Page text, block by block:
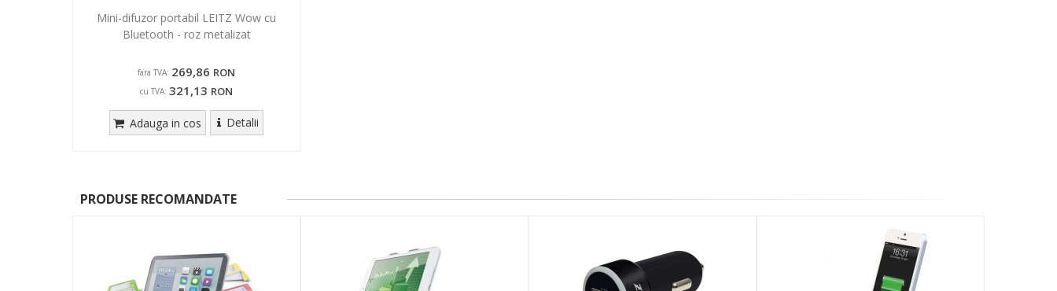
Mini-difuzor portabil LEITZ Wow cu
Bluetooth - roz metalizat
fara TVA: 269,86 RON
cu TVA: 321,13 RON
Adauga in cos Detalii
PRODUSE RECOMANDATE